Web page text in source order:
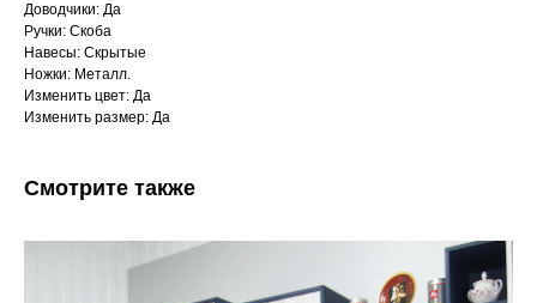
Доводчики: Да
Ручки: Скоба
Навесы: Скрытые
Ножки: Металл.
Изменить цвет: Да
Изменить размер: Да
Смотрите также